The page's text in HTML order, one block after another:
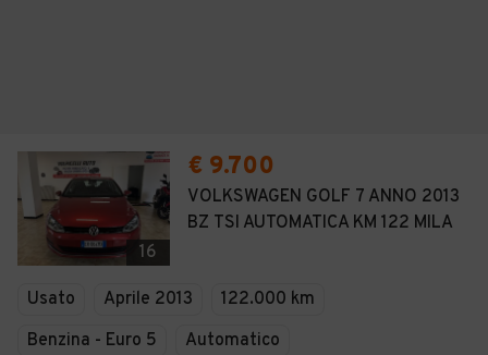
16
€ 9.700
VOLKSWAGEN GOLF 7 ANNO 2013
BZ TSI AUTOMATICA KM 122 MILA
Usato Aprile 2013
122.000 km
Benzina - Euro 5
Automatico